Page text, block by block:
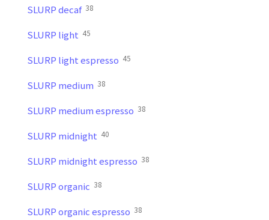
SLURP decaf 38
SLURP light 45
SLURP light espresso 45
SLURP medium 38
SLURP medium espresso 38
SLURP midnight 40
SLURP midnight espresso 38
SLURP organic 38
SLURP organic espresso 38